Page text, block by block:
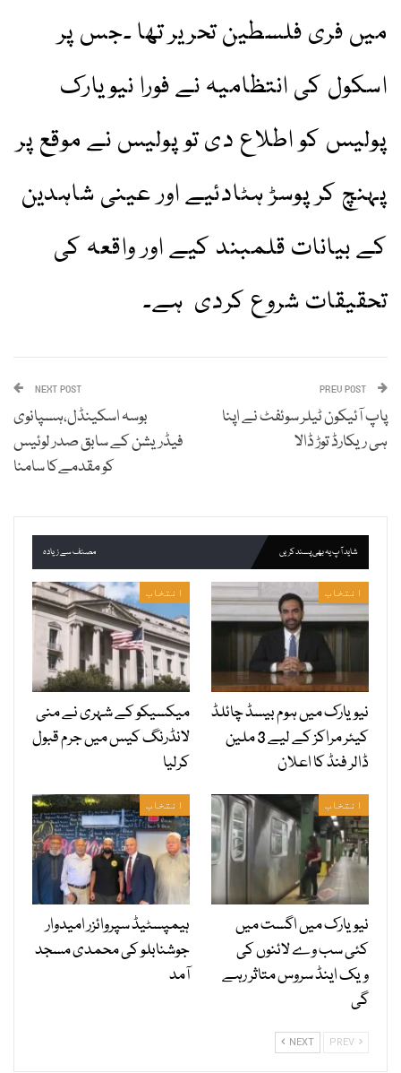
میں فری فلسطین تحریر تھا ۔جس پر
اسکول کی انتظامیہ نے فورا نیویارک
پولیس کو اطلاع دی تو پولیس نے موقع پر
پہنچ کر پوسڑ ہٹادئیے اور عینی شاہدین
کے بیانات قلمبند کیے اور واقعہ کی
تحقیقات شروع کردی ہے۔
پاپ آئیکون ٹیلر سوئفٹ نے اپنا
ہی ریکارڈ توڑ ڈالا
NEXT POST
بوسہ اسکینڈل،ہسپانوی
فیڈریشن کے سابق صدر لوئیس
کو مقدمےکا سامنا
شاید آپ یہ بھی پسند کریں مصنف سے زیادہ
انتخاب
نیویارک میں ہوم بیسڈ چائلڈ
کیئر مراکز کے لیے 3 ملین
ڈالر فنڈ کا اعلان
انتخاب
میکسیکو کے شہری نے منی
لانڈرنگ کیس میں جرم قبول
کرلیا
انتخاب
نیویارک میں اگست میں
کئی سب وے لائنوں کی
ویک اینڈ سروس متاثر رہے
گی
انتخاب
ہیمپسٹیڈ سپروائزر امیدوار
جوشنابلو کی محمدی مسجد
آمد
NEXT